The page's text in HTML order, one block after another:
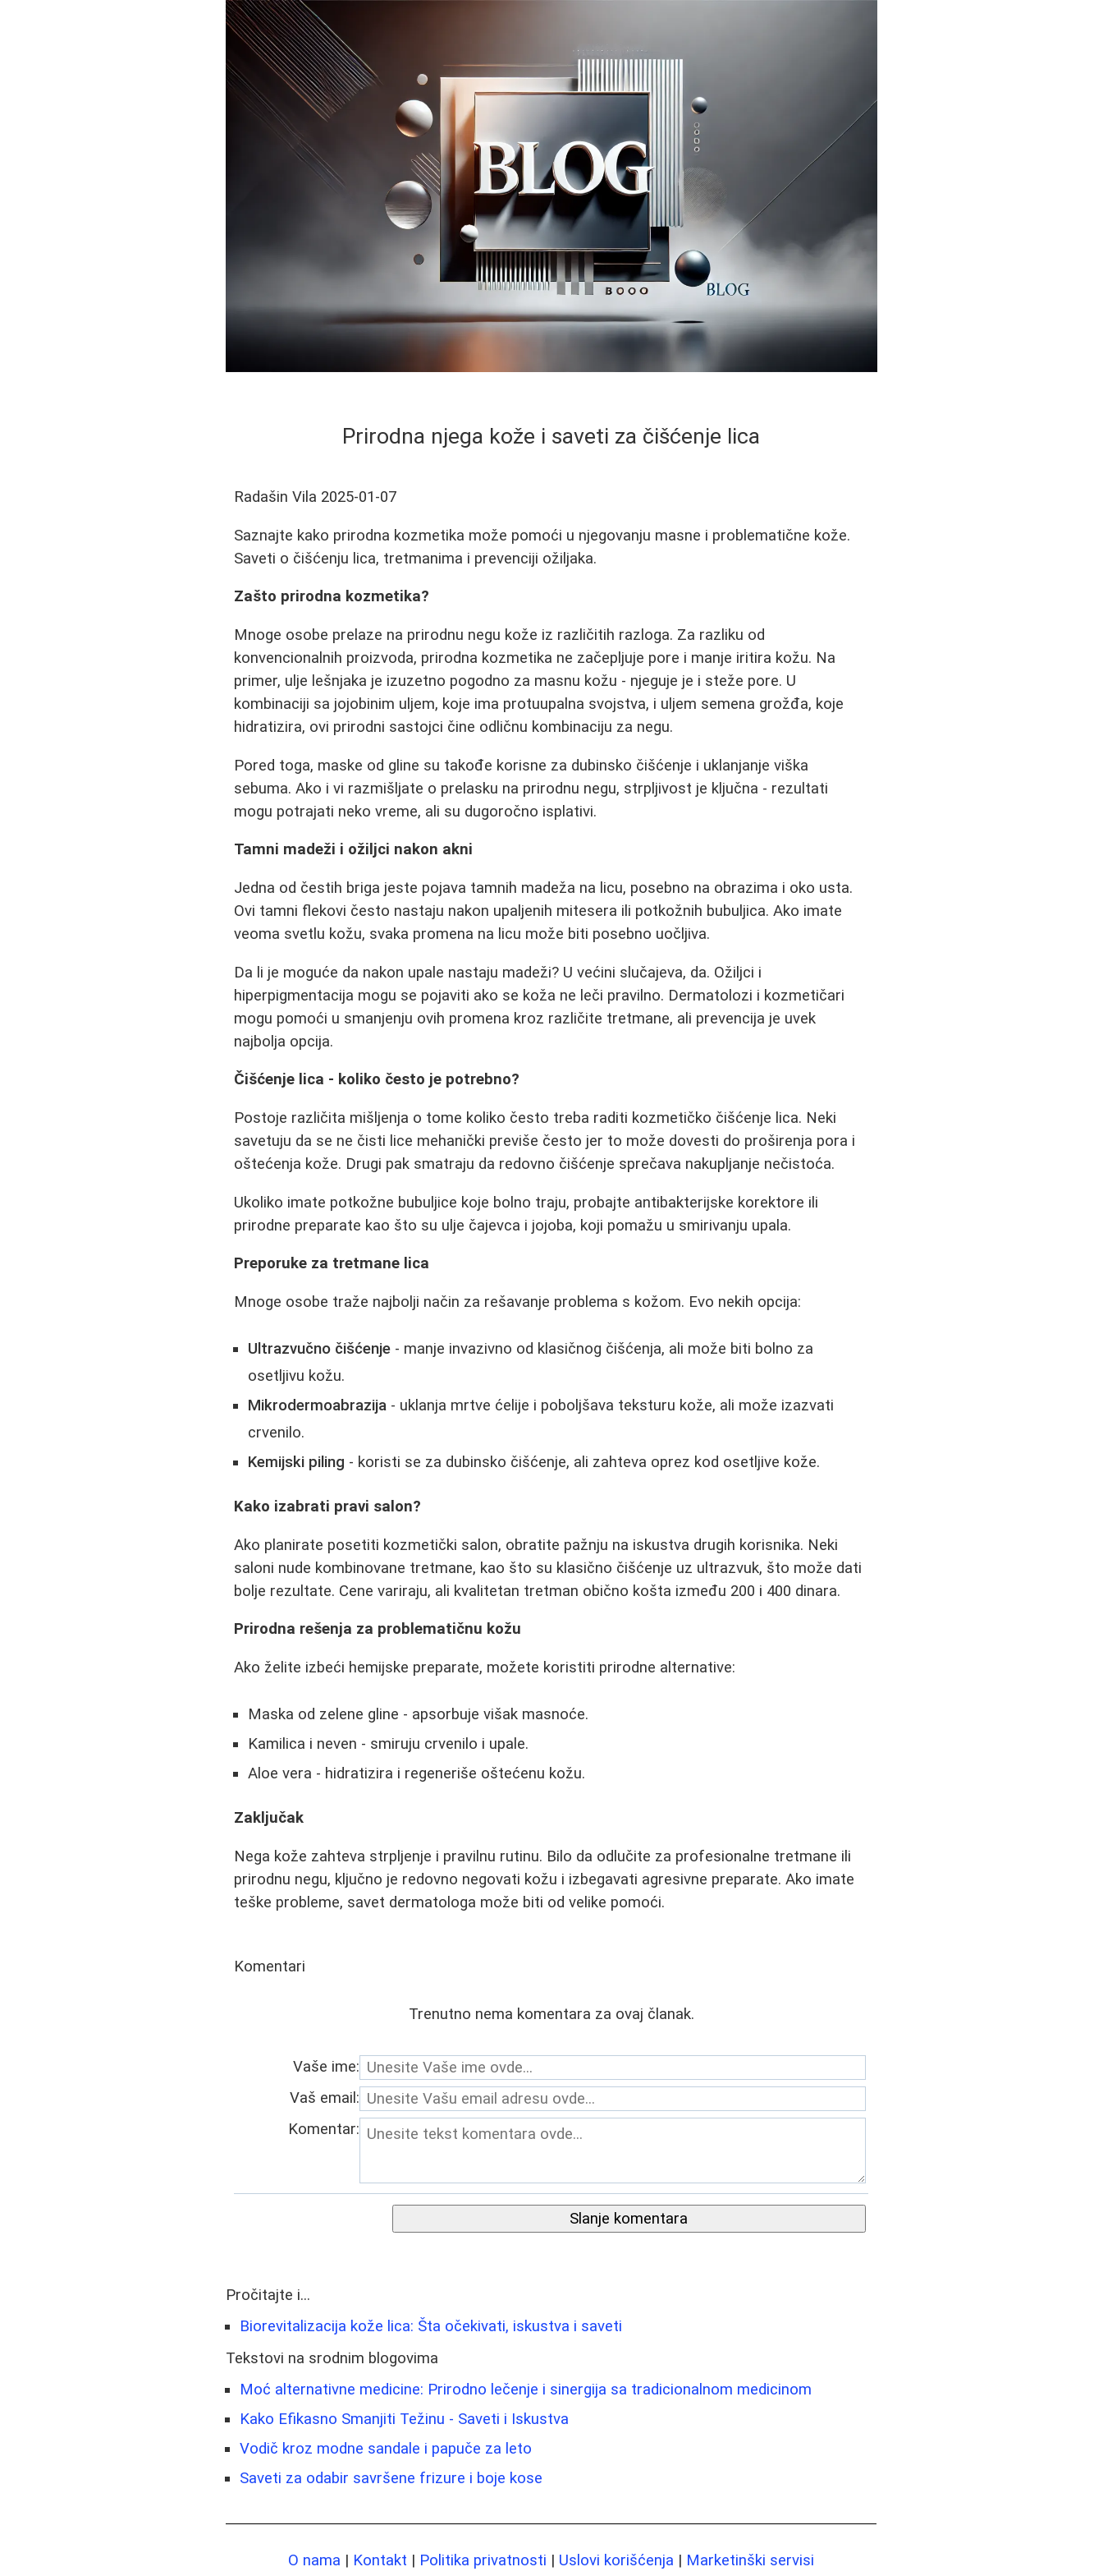
Prirodna njega kože i saveti za čišćenje lica
Radašin Vila 2025-01-07
Saznajte kako prirodna kozmetika može pomoći u njegovanju masne i problematične kože.
Saveti o čišćenju lica, tretmanima i prevenciji ožiljaka.
Zašto prirodna kozmetika?
Mnoge osobe prelaze na prirodnu negu kože iz različitih razloga. Za razliku od
konvencionalnih proizvoda, prirodna kozmetika ne začepljuje pore i manje iritira kožu. Na
primer, ulje lešnjaka je izuzetno pogodno za masnu kožu - njeguje je i steže pore. U
kombinaciji sa jojobinim uljem, koje ima protuupalna svojstva, i uljem semena grožđa, koje
hidratizira, ovi prirodni sastojci čine odličnu kombinaciju za negu.
Pored toga, maske od gline su takođe korisne za dubinsko čišćenje i uklanjanje viška
sebuma. Ako i vi razmišljate o prelasku na prirodnu negu, strpljivost je ključna - rezultati
mogu potrajati neko vreme, ali su dugoročno isplativi.
Tamni madeži i ožiljci nakon akni
Jedna od čestih briga jeste pojava tamnih madeža na licu, posebno na obrazima i oko usta.
Ovi tamni flekovi često nastaju nakon upaljenih mitesera ili potkožnih bubuljica. Ako imate
veoma svetlu kožu, svaka promena na licu može biti posebno uočljiva.
Da li je moguće da nakon upale nastaju madeži? U većini slučajeva, da. Ožiljci i
hiperpigmentacija mogu se pojaviti ako se koža ne leči pravilno. Dermatolozi i kozmetičari
mogu pomoći u smanjenju ovih promena kroz različite tretmane, ali prevencija je uvek
najbolja opcija.
Čišćenje lica - koliko često je potrebno?
Postoje različita mišljenja o tome koliko često treba raditi kozmetičko čišćenje lica. Neki
savetuju da se ne čisti lice mehanički previše često jer to može dovesti do proširenja pora i
oštećenja kože. Drugi pak smatraju da redovno čišćenje sprečava nakupljanje nečistoća.
Ukoliko imate potkožne bubuljice koje bolno traju, probajte antibakterijske korektore ili
prirodne preparate kao što su ulje čajevca i jojoba, koji pomažu u smirivanju upala.
Preporuke za tretmane lica
Mnoge osobe traže najbolji način za rešavanje problema s kožom. Evo nekih opcija:
Ultrazvučno čišćenje - manje invazivno od klasičnog čišćenja, ali može biti bolno za
osetljivu kožu.
Mikrodermoabrazija - uklanja mrtve ćelije i poboljšava teksturu kože, ali može izazvati
crvenilo.
Kemijski piling - koristi se za dubinsko čišćenje, ali zahteva oprez kod osetljive kože.
Kako izabrati pravi salon?
Ako planirate posetiti kozmetički salon, obratite pažnju na iskustva drugih korisnika. Neki
saloni nude kombinovane tretmane, kao što su klasično čišćenje uz ultrazvuk, što može dati
bolje rezultate. Cene variraju, ali kvalitetan tretman obično košta između 200 i 400 dinara.
Prirodna rešenja za problematičnu kožu
Ako želite izbeći hemijske preparate, možete koristiti prirodne alternative:
Maska od zelene gline - apsorbuje višak masnoće.
Kamilica i neven - smiruju crvenilo i upale.
Aloe vera - hidratizira i regeneriše oštećenu kožu.
Zaključak
Nega kože zahteva strpljenje i pravilnu rutinu. Bilo da odlučite za profesionalne tretmane ili
prirodnu negu, ključno je redovno negovati kožu i izbegavati agresivne preparate. Ako imate
teške probleme, savet dermatologa može biti od velike pomoći.
Komentari
Trenutno nema komentara za ovaj članak.
Vaše ime:
Vaš email:
Komentar:
Slanje komentara
Pročitajte i...
Biorevitalizacija kože lica: Šta očekivati, iskustva i saveti
Tekstovi na srodnim blogovima
Moć alternativne medicine: Prirodno lečenje i sinergija sa tradicionalnom medicinom
Kako Efikasno Smanjiti Težinu - Saveti i Iskustva
Vodič kroz modne sandale i papuče za leto
Saveti za odabir savršene frizure i boje kose
O nama | Kontakt | Politika privatnosti | Uslovi korišćenja | Marketinški servisi